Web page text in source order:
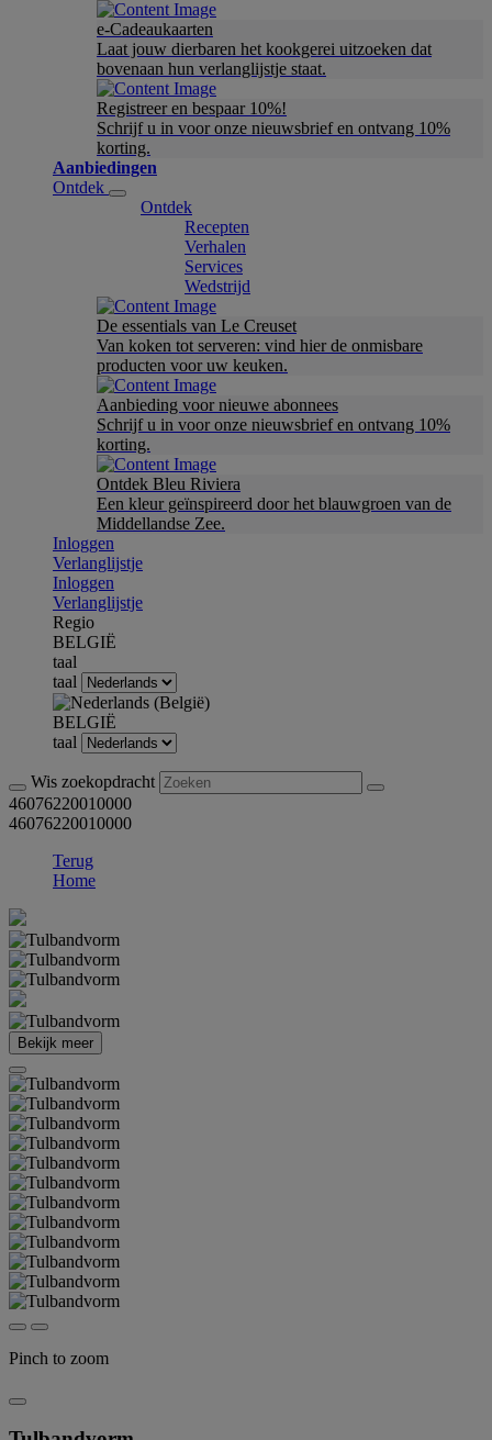
e-Cadeaukaarten
Laat jouw dierbaren het kookgerei uitzoeken dat
bovenaan hun verlanglijstje staat.
Registreer en bespaar 10%!
Schrijf u in voor onze nieuwsbrief en ontvang 10%
korting.
Aanbiedingen
Ontdek
Ontdek
Recepten
Verhalen
Services
Wedstrijd
De essentials van Le Creuset
Van koken tot serveren: vind hier de onmisbare
producten voor uw keuken.
Aanbieding voor nieuwe abonnees
Schrijf u in voor onze nieuwsbrief en ontvang 10%
korting.
Ontdek Bleu Riviera
Een kleur geïnspireerd door het blauwgroen van de
Middellandse Zee.
Inloggen
Verlanglijstje
Inloggen
Verlanglijstje
Regio
BELGIË
taal
taal
BELGIË
taal
Wis zoekopdracht
46076220010000
46076220010000
Terug
Home
Bekijk meer
Pinch to zoom